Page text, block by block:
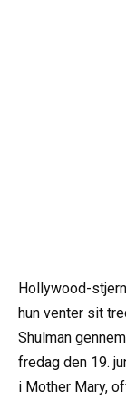
Hollywood-
hun venter sit
Shulman
fredag den 19.
i Mother Mary,